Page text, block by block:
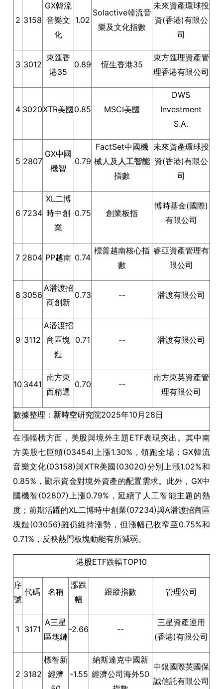
2 3158
GX韓流
音樂文
化
1.02
Solactive韓流音
樂及文化指數
未來資產環球投
資(香港)有限公
司
3 3012
東匯香
港35
0.89 恆生香港35
東方匯理資產管
理香港有限公司
4 3020XTR美國0.85 MSCI美國
DWS
Investment
S.A.
5 2807
GX中國
機智
0.79
FactSet中國機
械人及 人工智能
指數
未來資產環球投
資(香港)有限公
司
6 7234
XL二博
時中創
業
0.75 創業板指
博時基金(國際)
有限公司
7 2804 PP越南 0.74
標普越南核心指
數
睿亞資產管理有
限公司
8 3056
A潘渡招
商創新
0.73 -- 潘渡有限公司
9 3112
A潘渡招
商區塊
鏈
0.71 -- 潘渡有限公司
10 3441
南方東
西精選
0.70 --
南方東英資產管
理有限公司
數據整理： 新時空研究院2025年10月28日
在漲幅榜方面，美股與境外主題ETF表現突出。其中南
方美股七巨頭(03454)上漲1.30%，領跑全場；GX韓流
音樂文化(03158)與XTR美國(03020)分別上漲1.02%和
0.85%，顯示資金對境外資產的配置需求。此外，GX中
國機智(02807)上漲0.79%，延續了人工智能主題的熱
度；前期活躍的XL二博時中創業(07234)與A潘渡招商區
塊鏈(03056)雖仍維持漲勢，但漲幅已收窄至0.75%和
0.71%，反映熱門板塊動能有所減弱。
港股ETF跌幅TOP10
序
號
代碼 名稱
漲跌
幅
跟蹤指數 管理公司
1 3171
A三星
區塊鏈
-2.66 --
三星資產運用
(香港)有限公司
2 3182
標智新
經濟
-1.55
納斯達克中國新
經濟公司海外50
中銀國際英國保
誠信託有限公司